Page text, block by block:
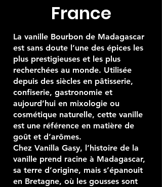
France
La vanille Bourbon de Madagascar
est sans doute l’une des épices les
plus prestigieuses et les plus
recherchées au monde. Utilisée
depuis des siècles en pâtisserie,
confiserie, gastronomie et
aujourd’hui en mixologie ou
cosmétique naturelle, cette vanille
est une référence en matière de
goût et d’arômes.
Chez Vanilla Gasy, l’histoire de la
vanille prend racine à Madagascar,
sa terre d’origine, mais s’épanouit
en Bretagne, où les gousses sont